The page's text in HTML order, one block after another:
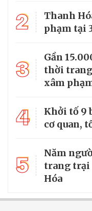
2
Thanh
phạm tại
3
Gần
thời trang
xâm
4
Khởi tố 9
cơ quan,
5
Năm
trang trại
Hóa